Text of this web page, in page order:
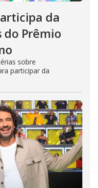
da
do Prêmio
sobre
participar da